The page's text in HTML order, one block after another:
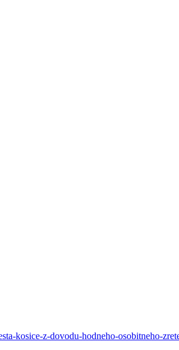
kosice-z-dovodu-hodneho-osobitneho-